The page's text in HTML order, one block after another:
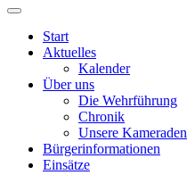
Start
Aktuelles
Kalender
Über uns
Die Wehrführung
Chronik
Unsere Kameraden
Bürgerinformationen
Einsätze